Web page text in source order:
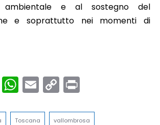
ambientale e al sostegno del
e soprattutto nei momenti di
Pinterest
WhatsApp
Email
Copy
Link
Toscana vallombrosa